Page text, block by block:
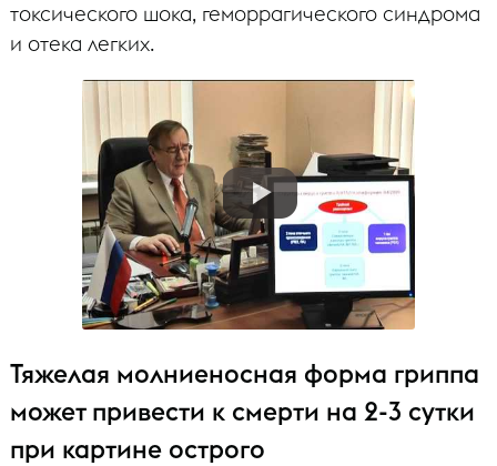
токсического шока, геморрагического синдрома
и отека легких.
Тяжелая молниеносная форма гриппа
может привести к смерти на 2-3 сутки
при картине острого